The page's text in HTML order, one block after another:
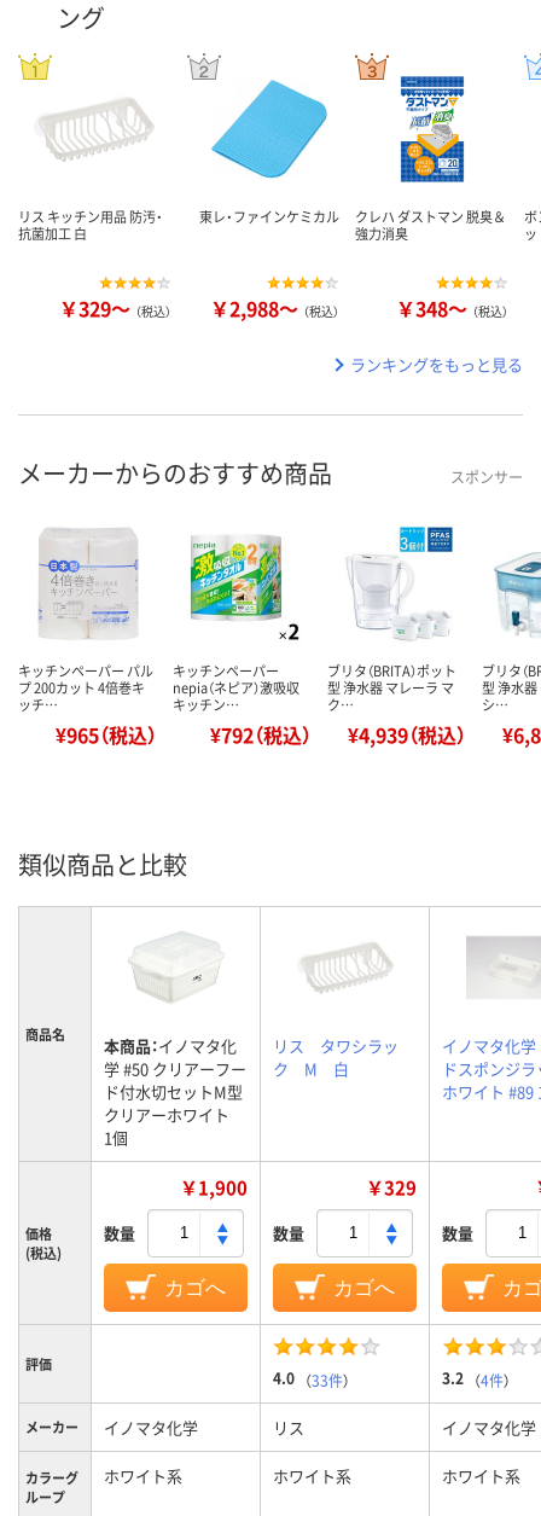
ング
リス キッチン用品 防汚・
抗菌加工 白
￥329～ （税込）
東レ・ファインケミカル
￥2,988～ （税込）
クレハ ダストマン 脱臭＆
強力消臭
￥348～ （税込）
ボ
ランキングをもっと見る
メーカーからのおすすめ商品 スポンサー
キッチンペーパー パル
プ 200カット 4倍巻キ
ッチ…
¥965（税込）
キッチンペーパー
nepia（ネピア）激吸収
キッチン…
¥792（税込）
ブリタ（BRITA）ポット
型 浄水器 マレーラ マ
ク…
¥4,939（税込）
ブリタ（
型 浄水
シ…
類似商品と比較
商品名 本商品：イノマタ化
学 #50 クリアーフー
ド付水切セットM型
クリアーホワイト
1個
リス タワシラッ
ク M 白
イノマタ化学
ドスポンジ
ホワイト #89
価格
(税込)
￥1,900
数量
カゴへ
￥329
数量
カゴへ
数量
カ
評価
4.0 （33件） 3.2 （4件）
メーカー イノマタ化学 リス イノマタ化学
カラーグ
ループ
ホワイト系 ホワイト系 ホワイト系